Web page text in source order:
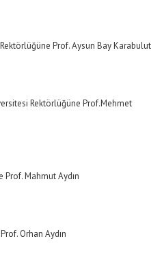
Prof. Aysun Bay Karabulut
Rektörlüğüne Prof.Mehmet
Mahmut Aydın
Orhan Aydın